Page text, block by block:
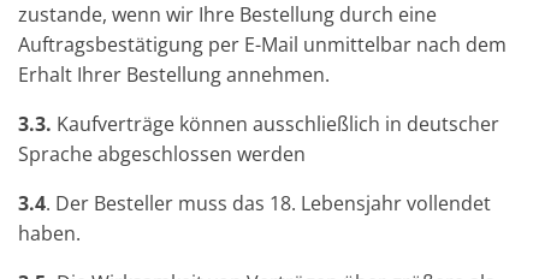
zustande, wenn wir Ihre Bestellung durch eine
Auftragsbestätigung per E-Mail unmittelbar nach dem
Erhalt Ihrer Bestellung annehmen.
3.3. Kaufverträge können ausschließlich in deutscher
Sprache abgeschlossen werden
3.4. Der Besteller muss das 18. Lebensjahr vollendet
haben.